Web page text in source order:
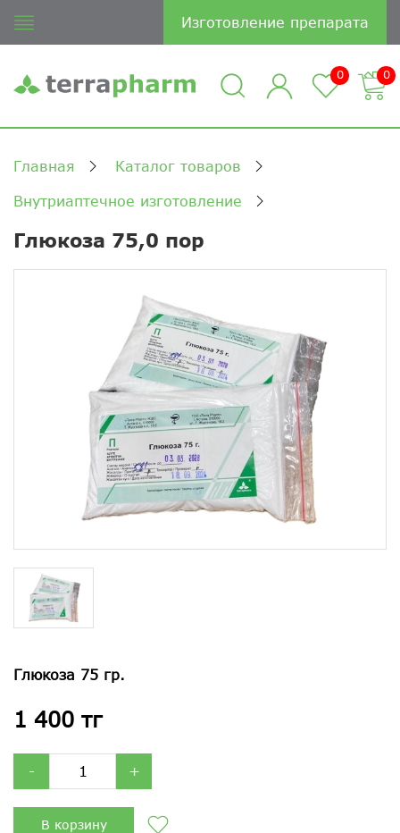
Изготовление препарата
0 0
Главная Каталог товаров
Внутриаптечное изготовление
Глюкоза 75,0 пор
Глюкоза 75 гр.
1 400 тг
- +
В корзину